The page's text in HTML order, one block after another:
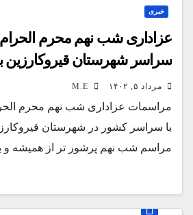
خبری
سراسر شهرستان قیروکارزین
مرداد ۵, ۱۴۰۲
با سراسر کشور در شهرستان
مراسم شب نهم پرشور تر از همیشه و